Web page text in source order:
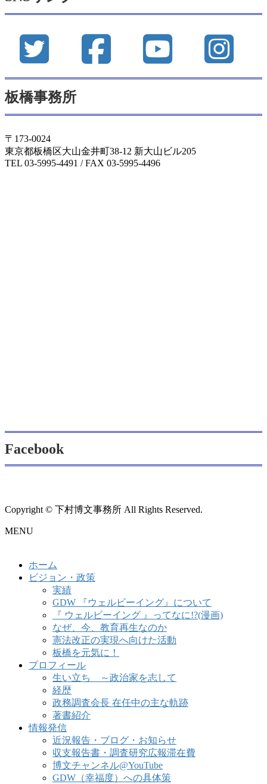
板橋事務所
〒173-0024
東京都板橋区大山金井町38-12 新大山ビル205
TEL 03-5995-4491 / FAX 03-5995-4496
Facebook
Copyright © 下村博文事務所 All Rights Reserved.
MENU
ホーム
ビジョン・政策
実績
GDW 『ウェルビーイング』について
『 ウェルビーイング 』ってなに!?(漫画)
なぜ、今、教育再生なのか
憲法改正の実現へ向けた活動
板橋を元気に！
プロフィール
生い立ち ～政治家を志して
経歴
政務調査会長 在任中の主な軌跡
著書紹介
情報発信
近況報告・ブログ・お知らせ
収支報告書・調査研究広報滞在費
博文チャンネル@YouTube
GDW（幸福度）への具体策